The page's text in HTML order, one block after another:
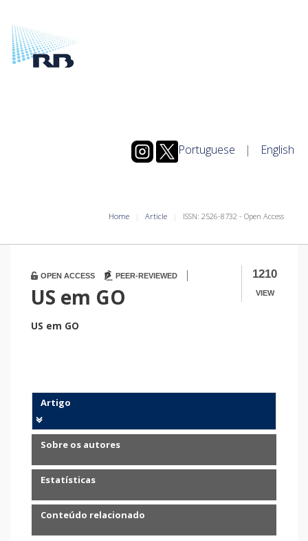
Portuguese | English
Home Article ISSN: 2526-8732 - Open Access
1210
VIEW
OPEN ACCESS PEER-REVIEWED |
US em GO
US em GO
Artigo
Sobre os autores
Estatísticas
Conteúdo relacionado